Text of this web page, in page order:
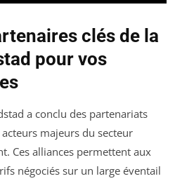
clés de la
pour vos
a conclu des partenariats
majeurs du secteur
Ces alliances permettent aux
négociés sur un large éventail